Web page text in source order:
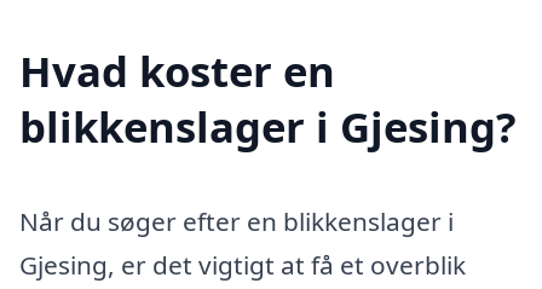
Hvad koster en
blikkenslager i Gjesing?
Når du søger efter en blikkenslager i
Gjesing, er det vigtigt at få et overblik